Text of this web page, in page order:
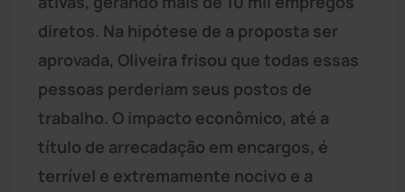
diretos. Na hipótese de a proposta ser
aprovada, Oliveira frisou que todas essas
pessoas perderiam seus postos de
trabalho. O impacto econômico, até a
título de arrecadação em encargos, é
terrível e extremamente nocivo e a